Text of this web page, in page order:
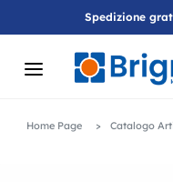
Spedizione
Home Page Catalogo